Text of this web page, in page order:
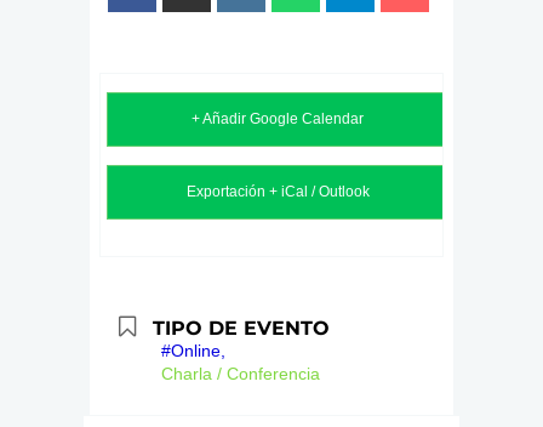
+ Añadir Google Calendar
Exportación + iCal / Outlook
TIPO DE EVENTO
#Online,
Charla / Conferencia